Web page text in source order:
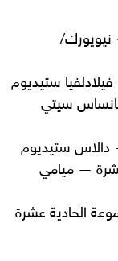
نيويورك/
ستيديوم
سيتي
دالاس ستيديوم
— ميامي
الحادية عشرة